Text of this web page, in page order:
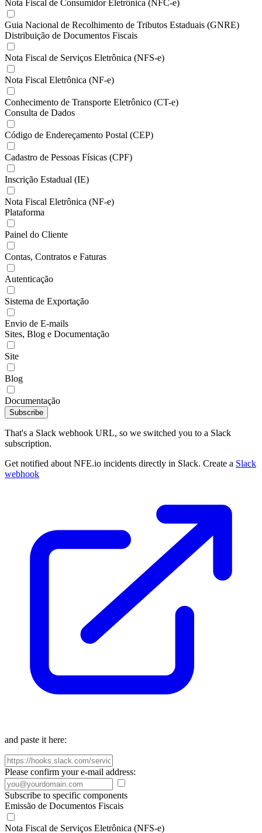
Nota Fiscal de Consumidor Eletrônica (NFC-e)
Guia Nacional de Recolhimento de Tributos Estaduais (GNRE)
Distribuição de Documentos Fiscais
Nota Fiscal de Serviços Eletrônica (NFS-e)
Nota Fiscal Eletrônica (NF-e)
Conhecimento de Transporte Eletrônico (CT-e)
Consulta de Dados
Código de Endereçamento Postal (CEP)
Cadastro de Pessoas Físicas (CPF)
Inscrição Estadual (IE)
Nota Fiscal Eletrônica (NF-e)
Plataforma
Painel do Cliente
Contas, Contratos e Faturas
Autenticação
Sistema de Exportação
Envio de E-mails
Sites, Blog e Documentação
Site
Blog
Documentação
Subscribe
That's a Slack webhook URL, so we switched you to a Slack
subscription.
Get notified about NFE.io incidents directly in Slack. Create a Slack
webhook
and paste it here:
Please confirm your e-mail address:
Subscribe to specific components
Emissão de Documentos Fiscais
Nota Fiscal de Serviços Eletrônica (NFS-e)